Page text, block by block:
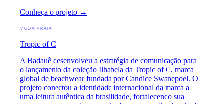
Conheça o projeto →
MODA PRAIA
Tropic of C
A Badauê desenvolveu a estratégia de comunicação para
o lançamento da coleção Ilhabela da Tropic of C, marca
global de beachwear fundada por Candice Swanepoel. O
projeto conectou a identidade internacional da marca a
uma leitura autêntica da brasilidade, fortalecendo sua